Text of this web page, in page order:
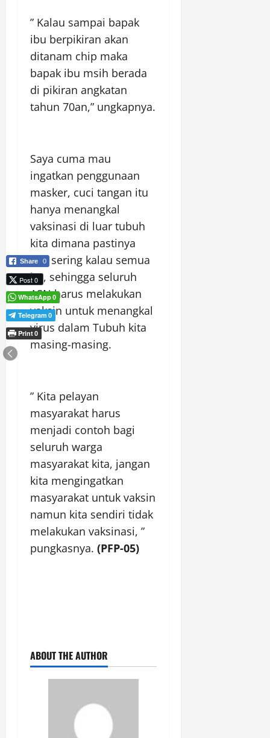
” Kalau sampai bapak
ibu berpikiran akan
ditanam chip maka
bapak ibu msih berada
di pikiran angkatan
tahun 70an,” ungkapnya.
Saya cuma mau
ingatkan penggunaan
masker, cuci tangan itu
hanya menangkal
vaksinasi di luar tubuh
kita dimana pastinya
kita sering kalau semua
itu, sehingga seluruh
ASN harus melakukan
vaksin untuk menangkal
virus dalam Tubuh kita
masing-masing.
” Kita pelayan
masyarakat harus
menjadi contoh bagi
seluruh warga
masyarakat kita, jangan
kita mengingatkan
masyarakat untuk vaksin
namun kita sendiri tidak
melakukan vaksinasi, ”
pungkasnya. (PFP-05)
ABOUT THE AUTHOR
Share 0
Post 0
WhatsApp0
Telegram 0
Print0